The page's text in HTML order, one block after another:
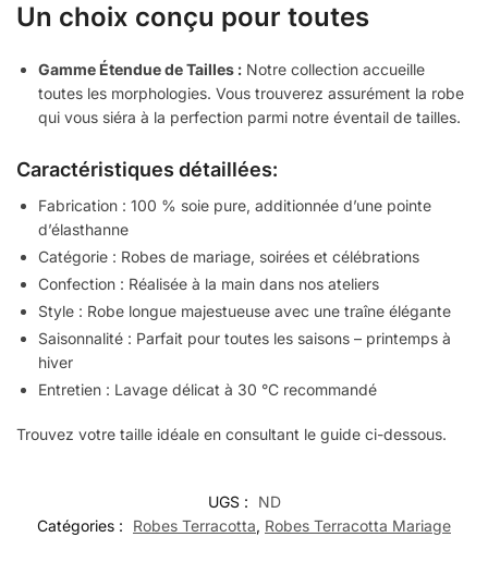
Un choix conçu pour toutes
Gamme Étendue de Tailles : Notre collection accueille
toutes les morphologies. Vous trouverez assurément la robe
qui vous siéra à la perfection parmi notre éventail de tailles.
Caractéristiques détaillées:
Fabrication : 100 % soie pure, additionnée d’une pointe
d’élasthanne
Catégorie : Robes de mariage, soirées et célébrations
Confection : Réalisée à la main dans nos ateliers
Style : Robe longue majestueuse avec une traîne élégante
Saisonnalité : Parfait pour toutes les saisons – printemps à
hiver
Entretien : Lavage délicat à 30 °C recommandé
Trouvez votre taille idéale en consultant le guide ci-dessous.
UGS :
ND
Catégories :
Robes Terracotta, Robes Terracotta Mariage